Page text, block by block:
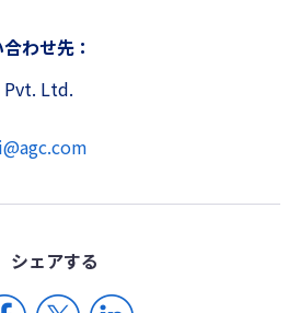
わせ先：
Pvt. Ltd.
シェアする